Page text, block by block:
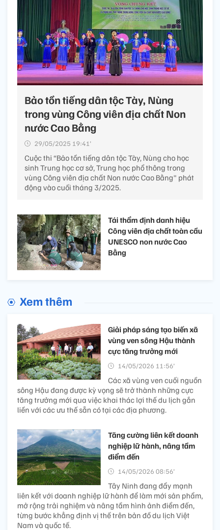
Bảo tồn tiếng dân tộc Tày, Nùng
trong vùng Công viên địa chất Non
nước Cao Bằng
29/05/2025 19:41’
Cuộc thi “Bảo tồn tiếng dân tộc Tày, Nùng cho học
sinh Trung học cơ sở, Trung học phổ thông trong
vùng Công viên địa chất Non nước Cao Bằng" phát
động vào cuối tháng 3/2025.
Tái thẩm định danh hiệu
Công viên địa chất toàn cầu
UNESCO non nước Cao
Bằng
Xem thêm
Giải pháp sáng tạo biến xã
vùng ven sông Hậu thành
cực tăng trưởng mới
14/05/2026 11:56’
Các xã vùng ven cuối nguồn
sông Hậu đang được kỳ vọng sẽ trở thành những cực
tăng trưởng mới qua việc khai thác lợi thế du lịch gắn
liền với các ưu thế sẵn có tại các địa phương.
Tăng cường liên kết doanh
nghiệp lữ hành, nâng tầm
điểm đến
14/05/2026 08:56’
Tây Ninh đang đẩy mạnh
liên kết với doanh nghiệp lữ hành để làm mới sản phẩm,
mở rộng trải nghiệm và nâng tầm hình ảnh điểm đến,
từng bước khẳng định vị thế trên bản đồ du lịch Việt
Nam và quốc tế.